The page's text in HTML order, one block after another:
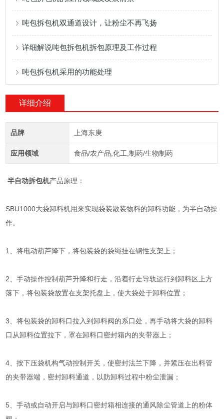
吨包拆包机双通道设计，让粉尘不再飞扬
详细解说吨包拆包机拆包原理及工作过程
吨包拆包机采用的功能处理
详细介绍
品牌 上海东庚
应用领域 食品/农产品,化工,制药/生物制药
半自动拆包机产品原理：
SBU1000大袋卸料机用来实现袋装散装物料的卸料功能，为半自动操
作。
1、将电动葫芦降下，将包装袋的袋绳挂在钢性支架上；
2、手动操作控制葫芦升降和行走，沿着行走导轨运行到卸料区上方
落下，将包装袋放置在支架托盘上，使大袋处于卸料位置；
3、将包装袋的卸料口拉入到卸料阀的系口处，再手动将大袋的卸料
口从卸料位置拉下，罩在卸料口密封箱内的夹带器上；
4、按下压袋机构气动控制开关，使密封法兰下降，并紧压在出料管
的夹带器端，密封卸料通道，以防卸料过程中粉尘泄漏；
5、手动或自动开启与卸料口密封箱相连接的通风除尘管道上的粉体